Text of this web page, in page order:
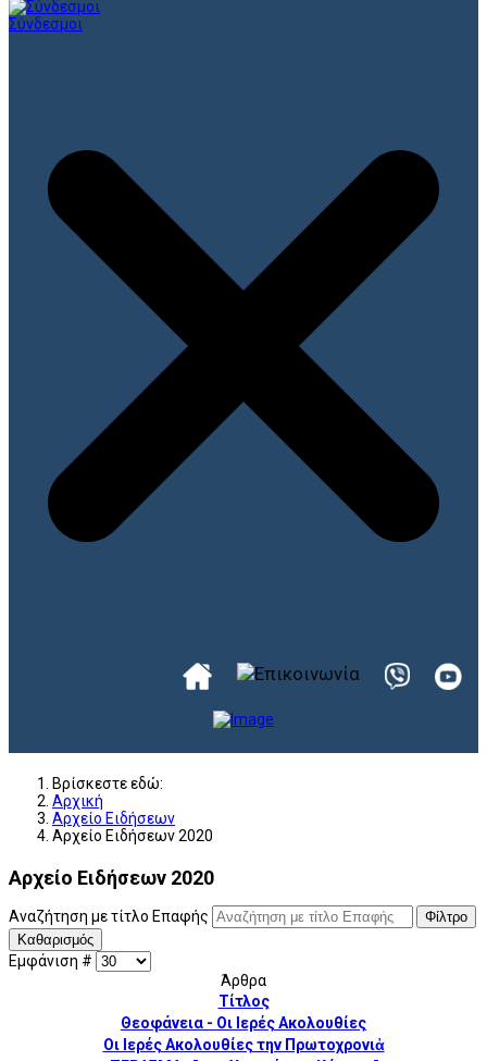
Σύνδεσμοι
Βρίσκεστε εδώ:
Αρχική
Αρχείο Ειδήσεων
Αρχείο Ειδήσεων 2020
Αρχείο Ειδήσεων 2020
Αναζήτηση με τίτλο Επαφής
Φίλτρο
Καθαρισμός
Εμφάνιση #
Άρθρα
Τίτλος
Θεοφάνεια - Οι Ιερές Ακολουθίες
Οι Ιερές Ακολουθίες την Πρωτοχρονιἀ